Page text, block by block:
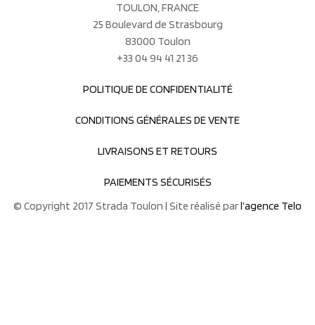
TOULON, FRANCE
25 Boulevard de Strasbourg
83000 Toulon
+33 04 94 41 21 36
POLITIQUE DE CONFIDENTIALITÉ
CONDITIONS GÉNÉRALES DE VENTE
LIVRAISONS ET RETOURS
PAIEMENTS SÉCURISÉS
© Copyright 2017 Strada Toulon | Site réalisé parl’agence Telo